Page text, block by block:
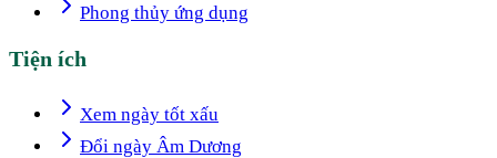
Phong thủy ứng dụng
Tiện ích
Xem ngày tốt xấu
Đổi ngày Âm Dương